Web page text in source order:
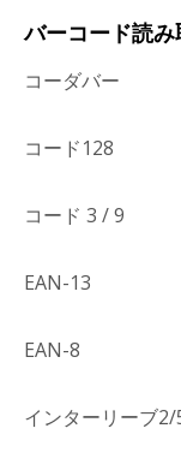
バーコード読み
コーダバー
コード128
コード 3 / 9
EAN-13
EAN-8
インターリーブ2/